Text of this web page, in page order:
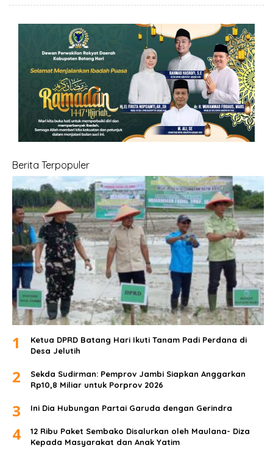
E
C
U
T
Z
Z
A
Berita Terpopuler
1
Ketua DPRD Batang Hari Ikuti Tanam Padi Perdana di
Desa Jelutih
2
Sekda Sudirman: Pemprov Jambi Siapkan Anggarkan
Rp10,8 Miliar untuk Porprov 2026
3 Ini Dia Hubungan Partai Garuda dengan Gerindra
4
12 Ribu Paket Sembako Disalurkan oleh Maulana- Diza
Kepada Masyarakat dan Anak Yatim